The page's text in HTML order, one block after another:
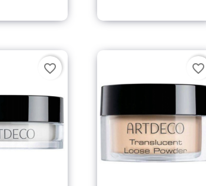
favorite_border favorite_border